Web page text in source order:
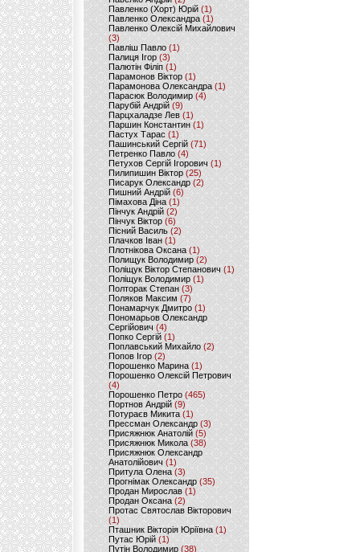
Павленко (Хорт) Юрій (1)
Павленко Олександра (1)
Павленко Олексій Михайлович
(3)
Павліш Павло(1)
Палиця Ігор (3)
Палютін Філіп(1)
Парамонов Віктор (1)
Парамонова Олександра(1)
Парасюк Володимир(4)
Парубій Андрій (9)
Парцхаладзе Лев (1)
Паршин Константин(1)
Пастух Тарас (1)
Пашинський Сергій (71)
Петренко Павло (4)
Петухов Сергій Ігорович (1)
Пилипишин Віктор(25)
Писарук Олександр(2)
Пишний Андрій (6)
Пімахова Діна(1)
Пінчук Андрій(2)
Пінчук Віктор (6)
Пісний Василь (2)
Плачков Іван(1)
Плотнікова Оксана (1)
Полищук Володимир(2)
Поліщук Віктор Степанович(1)
Поліщук Володимир (1)
Полторак Степан(3)
Поляков Максим (7)
Понамарчук Дмитро (1)
Пономарьов Олександр
Сергійович(4)
Попко Сергій (1)
Поплавський Михайло (2)
Попов Ігор(2)
Порошенко Марина (1)
Порошенко Олексій Петрович
(4)
Порошенко Петро (465)
Портнов Андрій (9)
Потураєв Микита(1)
Прессман Олександр(3)
Присяжнюк Анатолій (5)
Присяжнюк Микола (38)
Присяжнюк Олександр
Анатолійович (1)
Притула Олена (3)
Прогнімак Олександр(35)
Продан Мирослав(1)
Продан Оксана (2)
Протас Святослав Вікторович
(1)
Пташник Вікторія Юріївна (1)
Путас Юрій (1)
Путін Володимир(38)